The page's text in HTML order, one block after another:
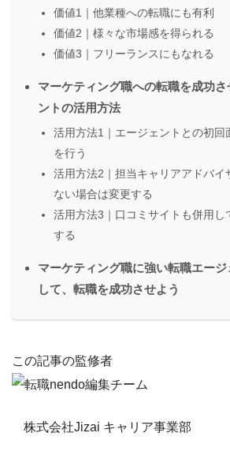
価値1｜他業種への転職にも有利
価値2｜様々な市場感を得られる
価値3｜フリーランスにもなれる
マーケティング職への転職を成功
ントの活用方法
活用方法1｜エージェントとの初回
を行う
活用方法2｜担当キャリアアドバイ
ない場合は変更する
活用方法3｜口コミサイトも併用し
する
マーケティング職に強い転職エー
して、転職を成功させよう
この記事の監修者
株式会社Jizai キャリア事業部